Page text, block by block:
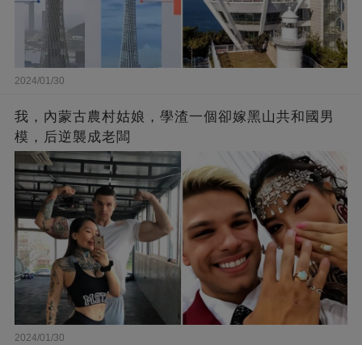
2024/01/30
我，內蒙古農村姑娘，學渣一個卻嫁黑山共和國男
模，后逆襲成老闆
2024/01/30